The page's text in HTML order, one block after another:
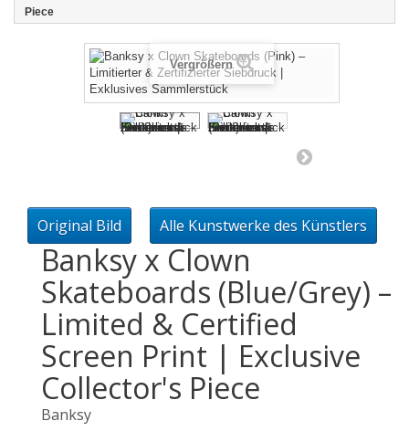
Piece
Vergrößern
Original Bild Alle Kunstwerke des Künstlers
Banksy x Clown
Skateboards (Blue/Grey) –
Limited & Certified
Screen Print | Exclusive
Collector's Piece
Banksy